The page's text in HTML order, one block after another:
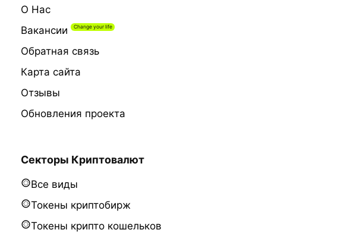
О Нас
Вакансии
Обратная связь
Карта сайта
Отзывы
Обновления проекта
Секторы Криптовалют
Все виды
Токены криптобирж
Токены крипто кошельков